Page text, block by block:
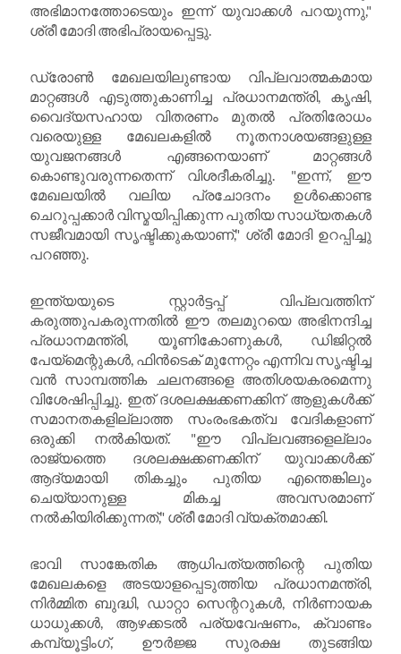
അഭിമാനത്തോടെയും ഇന്ന് യുവാക്കൾ പറയുന്നു,"
ശ്രീ മോദി അഭിപ്രായപ്പെട്ടു.
ഡ്രോൺ മേഖലയിലുണ്ടായ വിപ്ലവാത്മകമായ
മാറ്റങ്ങൾ എടുത്തുകാണിച്ച പ്രധാനമന്ത്രി, കൃഷി,
വൈദ്യസഹായ വിതരണം മുതൽ പ്രതിരോധം
വരെയുള്ള മേഖലകളിൽ നൂതനാശയങ്ങളുള്ള
യുവജനങ്ങൾ എങ്ങനെയാണ് മാറ്റങ്ങൾ
കൊണ്ടുവരുന്നതെന്ന് വിശദീകരിച്ചു. "ഇന്ന്, ഈ
മേഖലയിൽ വലിയ പ്രചോദനം ഉൾക്കൊണ്ട
ചെറുപ്പക്കാർ വിസ്മയിപ്പിക്കുന്ന പുതിയ സാധ്യതകൾ
സജീവമായി സൃഷ്ടിക്കുകയാണ്," ശ്രീ മോദി ഉറപ്പിച്ചു
പറഞ്ഞു.
ഇന്ത്യയുടെ സ്റ്റാർട്ടപ്പ് വിപ്ലവത്തിന്
കരുത്തുപകരുന്നതിൽ ഈ തലമുറയെ അഭിനന്ദിച്ച
പ്രധാനമന്ത്രി, യൂണികോണുകൾ, ഡിജിറ്റൽ
പേയ്മെന്റുകൾ, ഫിൻടെക് മുന്നേറ്റം എന്നിവ സൃഷ്ടിച്ച
വൻ സാമ്പത്തിക ചലനങ്ങളെ അതിശയകരമെന്നു
വിശേഷിപ്പിച്ചു. ഇത് ദശലക്ഷക്കണക്കിന് ആളുകൾക്ക്
സമാനതകളില്ലാത്ത സംരംഭകത്വ വേദികളാണ്
ഒരുക്കി നൽകിയത്. "ഈ വിപ്ലവങ്ങളെല്ലാം
രാജ്യത്തെ ദശലക്ഷക്കണക്കിന് യുവാക്കൾക്ക്
ആദ്യമായി തികച്ചും പുതിയ എന്തെങ്കിലും
ചെയ്യാനുള്ള മികച്ച അവസരമാണ്
നൽകിയിരിക്കുന്നത്," ശ്രീ മോദി വ്യക്തമാക്കി.
ഭാവി സാങ്കേതിക ആധിപത്യത്തിന്റെ പുതിയ
മേഖലകളെ അടയാളപ്പെടുത്തിയ പ്രധാനമന്ത്രി,
നിർമ്മിത ബുദ്ധി, ഡാറ്റാ സെന്ററുകൾ, നിർണായക
ധാധുക്കൾ, ആഴക്കടൽ പര്യവേഷണം, ക്വാണ്ടം
കമ്പ്യൂട്ടിംഗ്, ഊർജ്ജ സുരക്ഷ തുടങ്ങിയ